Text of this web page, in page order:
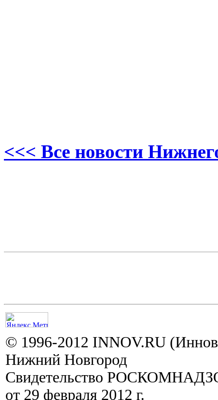
<<< Все новости
© 1996-2012 INNOV.RU
Нижний Новгород
Свидетельство
от 29 февраля 2012 г.